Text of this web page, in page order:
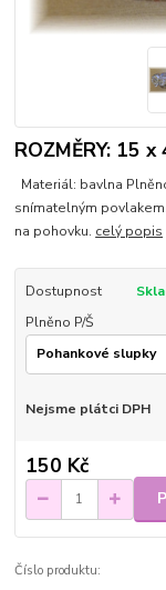
ROZMĚRY: 15 x
Materiál: bavlna
snímatelným
na pohovku. celý popis
Dostupnost
Plněno P/Š
Nejsme plátci DPH
150 Kč
Číslo produktu: